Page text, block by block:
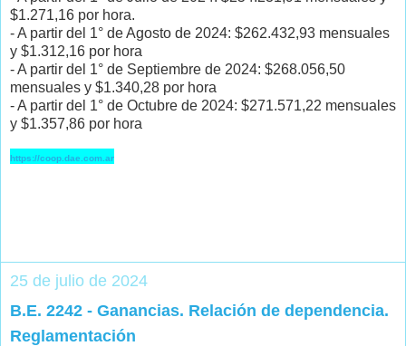
$1.271,16 por hora.
- A partir del 1° de Agosto de 2024: $262.432,93 mensuales
y $1.312,16 por hora
- A partir del 1° de Septiembre de 2024: $268.056,50
mensuales y $1.340,28 por hora
- A partir del 1° de Octubre de 2024: $271.571,22 mensuales
y $1.357,86 por hora
https://coop.dae.com.ar
25 de julio de 2024
B.E. 2242 - Ganancias. Relación de dependencia.
Reglamentación